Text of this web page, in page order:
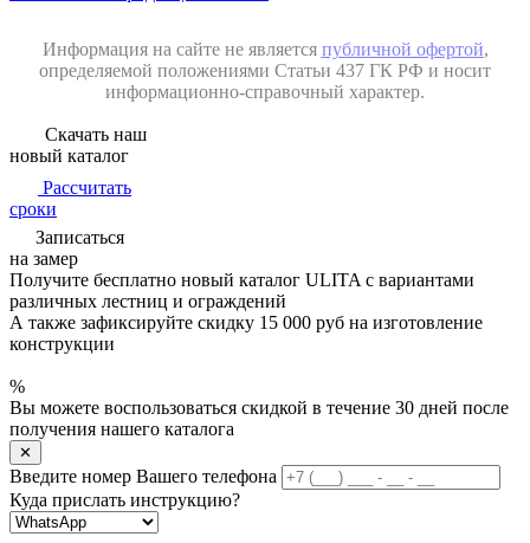
Информация на сайте не является публичной офертой,
определяемой положениями Статьи 437 ГК РФ и носит
информационно-справочный характер.
Скачать наш
новый каталог
Рассчитать
сроки
Записаться
на замер
Получите бесплатно новый каталог ULITA с вариантами
различных лестниц и ограждений
А также зафиксируйте скидку 15 000 руб на изготовление
конструкции
%
Вы можете воспользоваться скидкой в течение 30 дней после
получения нашего каталога
✕
Введите номер Вашего телефона
Куда прислать инструкцию?